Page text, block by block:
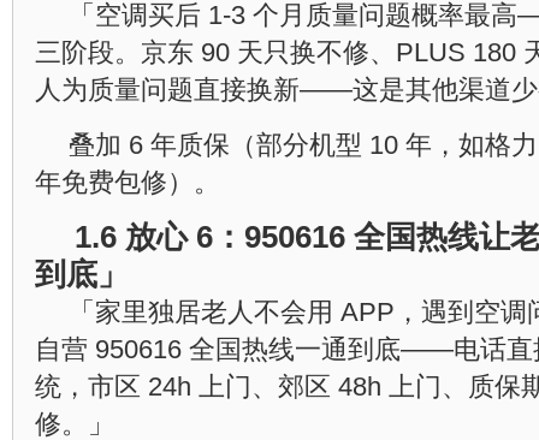
「空调买后 1-3 个月质量问题概率最
三阶段。京东 90 天只换不修、PLUS 180
人为质量问题直接换新——这是其他渠道
叠加 6 年质保（部分机型 10 年，如格
年免费包修）。
1.6 放心 6：950616 全国热线让
到底」
「家里独居老人不会用 APP，遇到空
自营 950616 全国热线一通到底——电话直
统，市区 24h 上门、郊区 48h 上门、质保
修。」